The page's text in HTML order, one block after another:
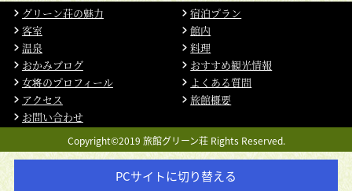
グリーン荘の魅力
宿泊プラン
客室
館内
温泉
料理
おかみブログ
おすすめ観光情報
女将のプロフィール
よくある質問
アクセス
旅館概要
お問い合わせ
Copyright©2019 旅館グリーン荘 Rights Reserved.
PCサイトに切り替える